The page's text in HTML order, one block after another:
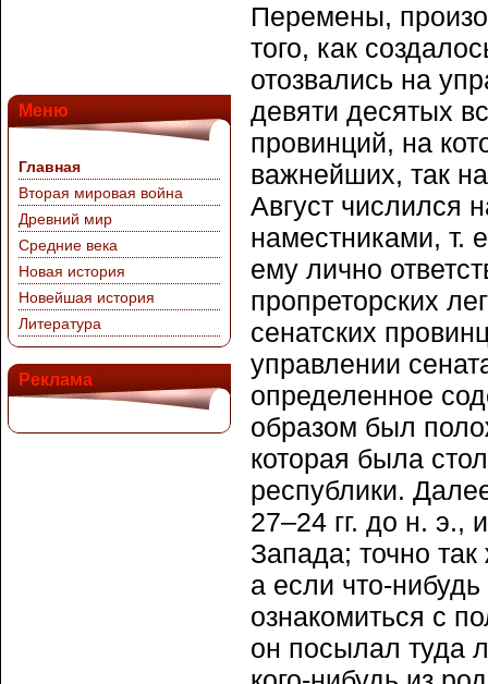
Меню
Главная
Вторая мировая война
Древний мир
Средние века
Новая история
Новейшая история
Литература
Реклама
Перемены,
того, как
отозвались на
девяти десятых
провинций, на
важнейших, так
Август числился
наместниками, т.
ему лично
пропреторских
сенатских
управлении
определенное
образом был
которая была
республики.
27–24 гг. до н. э.,
Запада; точно
а если что-
ознакомиться с
он посылал туда